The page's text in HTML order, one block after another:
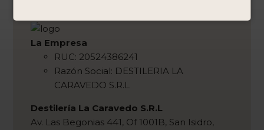
La Empresa
RUC: 20524386241
Razón Social: DESTILERIA LA
CARAVEDO S.R.L
Destilería La Caravedo S.R.L
Av. Las Begonias 441, Of 1001B, San Isidro,